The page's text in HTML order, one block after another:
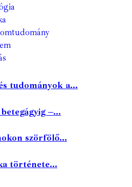
tudományok a...
–...
szörfölő...
története...